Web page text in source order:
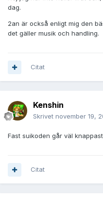
dag.
2an är också enligt mig den
det gäller musik och handling.
Citat
Kenshin
Skrivet november 19,
Fast suikoden går väl
Citat